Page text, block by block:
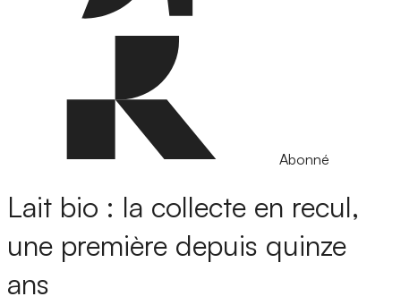
Abonné
Lait bio : la collecte en recul,
une première depuis quinze
ans